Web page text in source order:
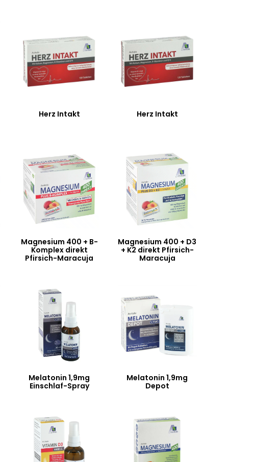
Herz Intakt Herz Intakt
Magnesium 400 + B-
Komplex direkt
Pfirsich-Maracuja
Magnesium 400 + D3
+ K2 direkt Pfirsich-
Maracuja
Melatonin 1,9mg
Einschlaf-Spray
Melatonin 1,9mg
Depot